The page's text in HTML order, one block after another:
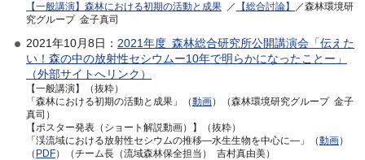
【一般講演】森林における初期の活動と成果 ／ 【総合討論】
／森林環境研
究グループ 金子真司
2021年10月8日： 2021年度 森林総合研究所公開講演会「伝えた
い！森の中の放射性セシウムー10年で明らかになったことー」
（外部サイトへリンク）
【一般講演】（抜粋）
「森林における初期の活動と成果」（動画）（森林環境研究グループ 金子
真司）
【ポスター発表（ショート解説動画）】（抜粋）
「渓流域における放射性セシウムの推移―水生生物を中心に―」（動画）
（ PDF）（チーム長（流域森林保全担当） 吉村真由美）